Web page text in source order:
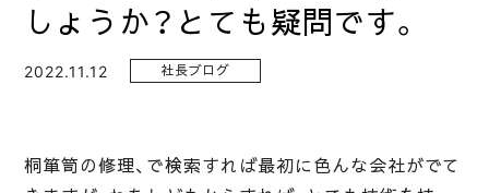
しょうか？とても疑問です。
2022.11.12 社長ブログ
桐箪笥の修理、で検索すれば最初に色んな会社がでて